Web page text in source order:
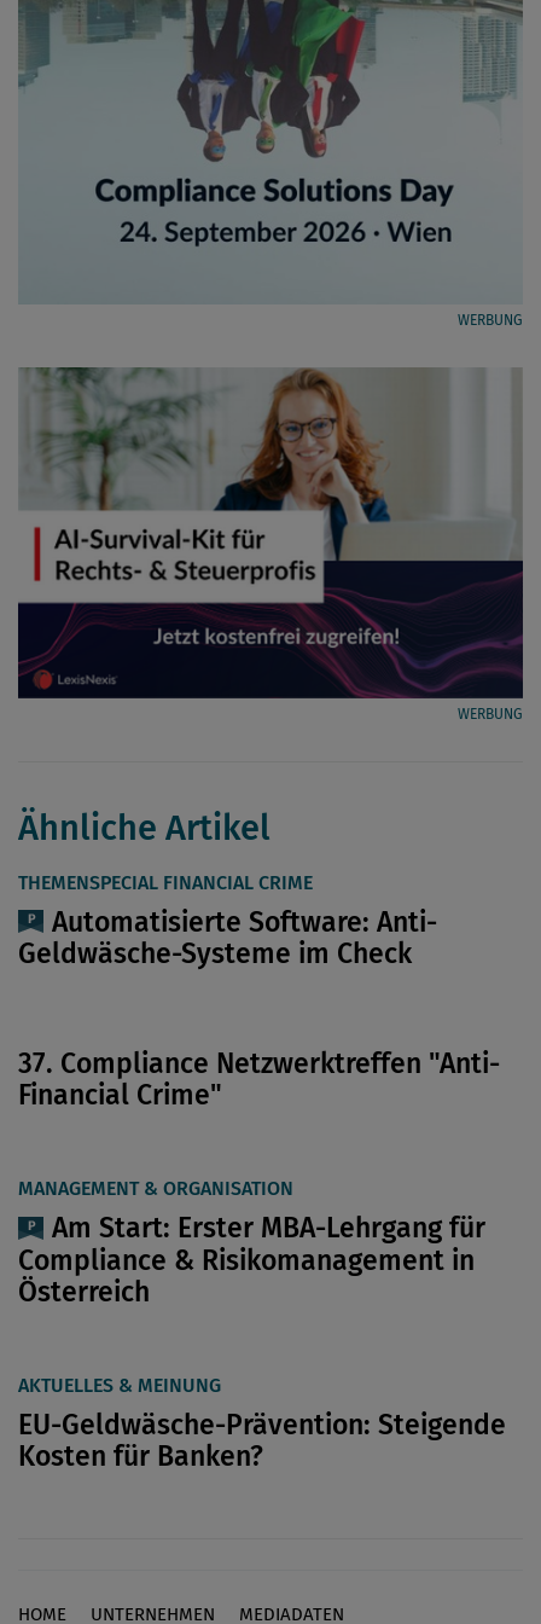
WERBUNG
WERBUNG
Ähnliche Artikel
THEMENSPECIAL FINANCIAL CRIME
Automatisierte Software: Anti-
Geldwäsche-Systeme im Check
37. Compliance Netzwerktreffen "Anti-
Financial Crime"
MANAGEMENT & ORGANISATION
Am Start: Erster MBA-Lehrgang für
Compliance & Risikomanagement in
Österreich
AKTUELLES & MEINUNG
EU-Geldwäsche-Prävention: Steigende
Kosten für Banken?
Footer
HOME UNTERNEHMEN MEDIADATEN